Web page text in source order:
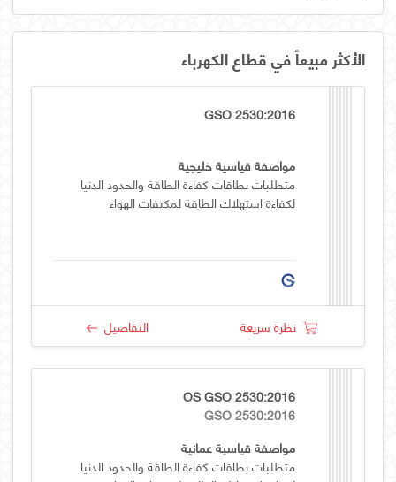
الأكثر مبيعاً في قطاع الكهرباء
GSO 2530:2016
مواصفة قياسية خليجية
متطلبات بطاقات كفاءة الطاقة والحدود الدنيا
لكفاءة استهلاك الطاقة لمكيفات الهواء
نظرة سريعة التفاصيل
OS GSO 2530:2016
GSO 2530:2016
مواصفة قياسية عمانية
متطلبات بطاقات كفاءة الطاقة والحدود الدنيا